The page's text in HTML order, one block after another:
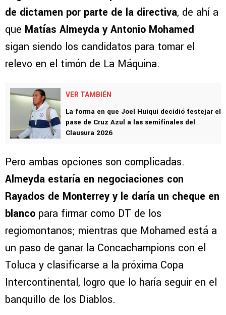
de dictamen por parte de la directiva, de ahí a
que Matías Almeyda y Antonio Mohamed
sigan siendo los candidatos para tomar el
relevo en el timón de La Máquina.
VER TAMBIÉN
La forma en que Joel Huiqui decidió festejar el
pase de Cruz Azul a las semifinales del
Clausura 2026
Pero ambas opciones son complicadas.
Almeyda estaría en negociaciones con
Rayados de Monterrey y le daría un cheque en
blanco para firmar como DT de los
regiomontanos; mientras que Mohamed está a
un paso de ganar la Concachampions con el
Toluca y clasificarse a la próxima Copa
Intercontinental, logro que lo haría seguir en el
banquillo de los Diablos.